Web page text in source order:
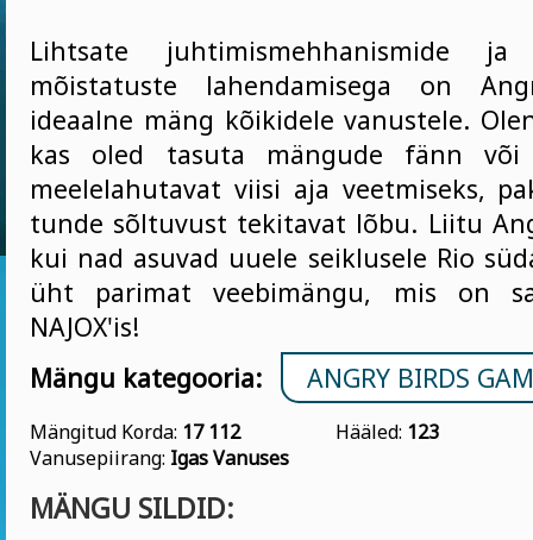
Lihtsate juhtimismehhanismide ja
mõistatuste lahendamisega on
ideaalne mäng kõikidele vanustele.
kas oled tasuta mängude fänn
meelelahutavat viisi aja veetmiseks,
tunde sõltuvust tekitavat lõbu. Liitu
kui nad asuvad uuele seiklusele Rio
üht parimat veebimängu, mis on
NAJOX'is!
Mängu kategooria:
ANGRY BIRDS
Mängitud Korda: 17 112 Hääled: 123
Vanusepiirang: Igas Vanuses
MÄNGU SILDID: